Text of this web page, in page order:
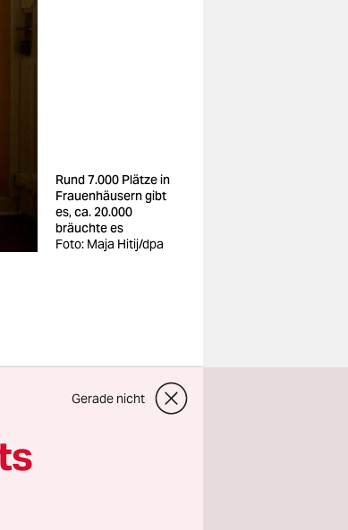
Rund 7.000 Plätze in
Frauenhäusern gibt
es, ca. 20.000
bräuchte es
Foto: Maja Hitij/dpa
Gerade nicht